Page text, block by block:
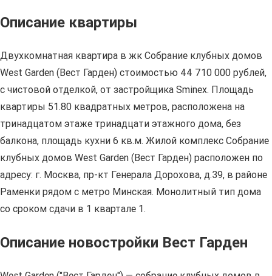
Описание квартиры
Двухкомнатная квартира в жк Собрание клубных домов
West Garden (Вест Гарден) стоимостью 44 710 000 рублей,
с чистовой отделкой, от застройщика Sminex. Площадь
квартиры 51.80 квадратных метров, расположена на
тринадцатом этаже тринадцати этажного дома, без
балкона, площадь кухни 6 кв.м. Жилой комплекс Собрание
клубных домов West Garden (Вест Гарден) расположен по
адресу: г. Москва, пр-кт Генерала Дорохова, д.39, в районе
Раменки рядом с метро Минская. Монолитный тип дома
со сроком сдачи в 1 квартале 1.
Описание новостройки Вест Гарден